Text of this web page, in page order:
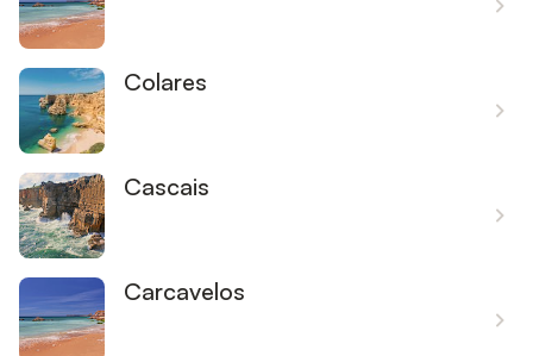
Colares
Cascais
Carcavelos